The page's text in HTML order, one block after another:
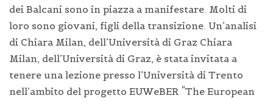
dei Balcani sono in piazza a manifestare. Molti di
loro sono giovani, figli della transizione. Un’analisi
di Chiara Milan, dell’Università di Graz Chiara
Milan, dell’Università di Graz, è stata invitata a
tenere una lezione presso l’Università di Trento
nell’ambito del progetto EUWeBER “The European